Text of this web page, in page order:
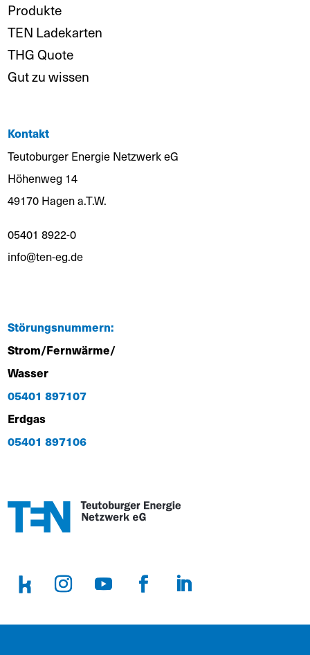
Produkte
TEN Ladekarten
THG Quote
Gut zu wissen
Kontakt
Teutoburger Energie Netzwerk eG
Höhenweg 14
49170 Hagen a.T.W.
05401 8922-0
info@ten-eg.de
Störungsnummern:
Strom/Fernwärme/
Wasser
05401 897107
Erdgas
05401 897106